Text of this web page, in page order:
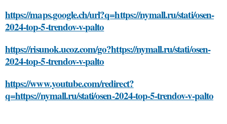
https://maps.google.ch/url?q=https://nymall.ru/stati/osen-
2024-top-5-trendov-v-palto
https://risunok.ucoz.com/go?https://nymall.ru/stati/osen-
2024-top-5-trendov-v-palto
https://www.youtube.com/redirect?
q=https://nymall.ru/stati/osen-2024-top-5-trendov-v-palto